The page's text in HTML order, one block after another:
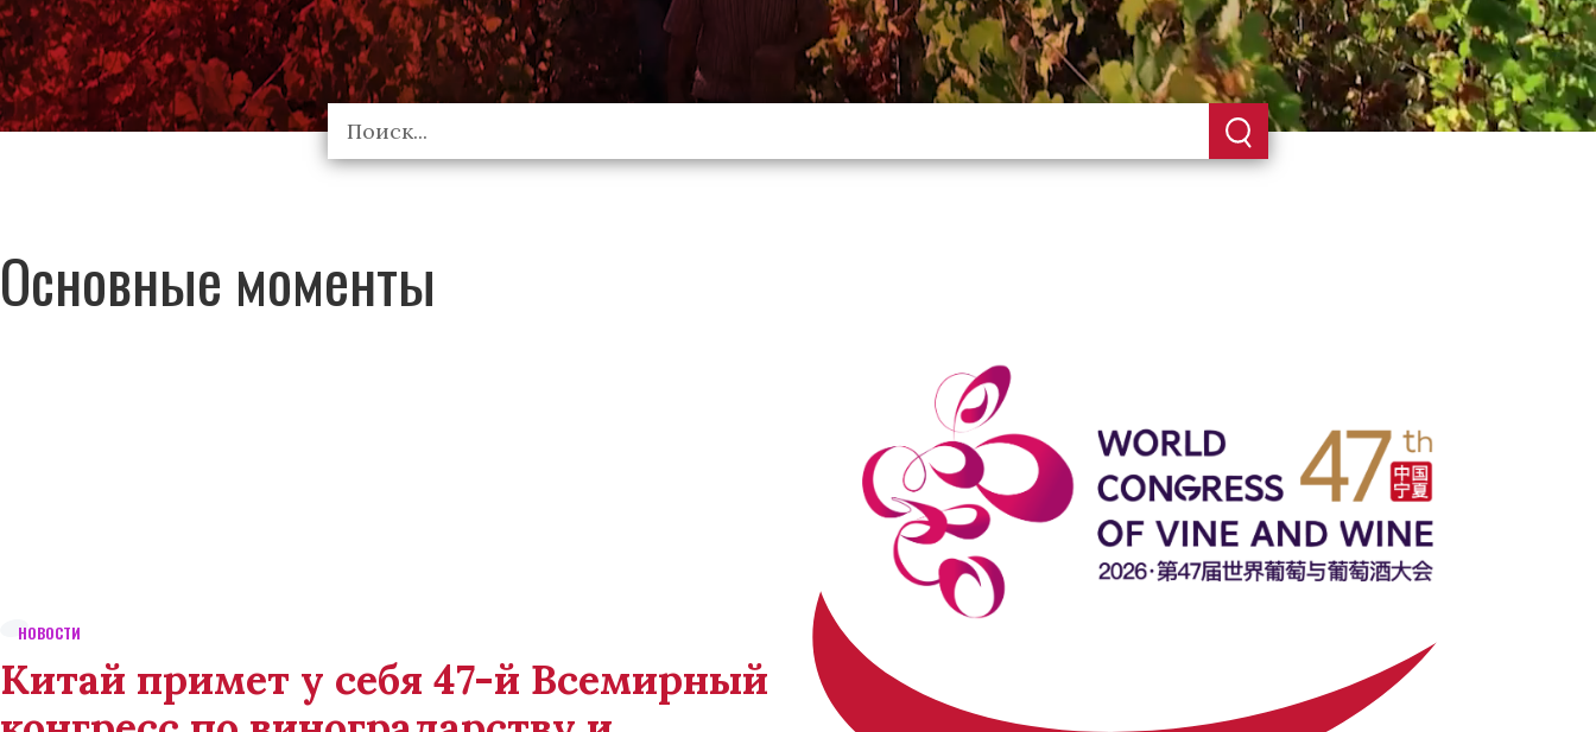
Основные моменты
НОВОСТИ
Китай примет у себя 47-й Всемирный